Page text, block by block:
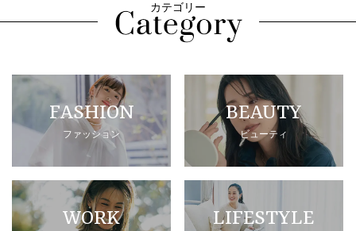
カテゴリー
FASHION
ファッション
BEAUTY
ビューティ
WORK LIFESTYLE